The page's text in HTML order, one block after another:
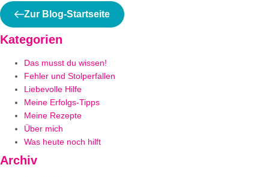
Zur Blog-Startseite
Kategorien
Das musst du wissen!
Fehler und Stolperfallen
Liebevolle Hilfe
Meine Erfolgs-Tipps
Meine Rezepte
Über mich
Was heute noch hilft
Archiv